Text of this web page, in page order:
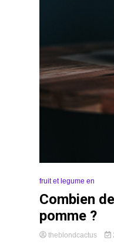
fruit et legume en
Combien
pomme ?
theblondcactus